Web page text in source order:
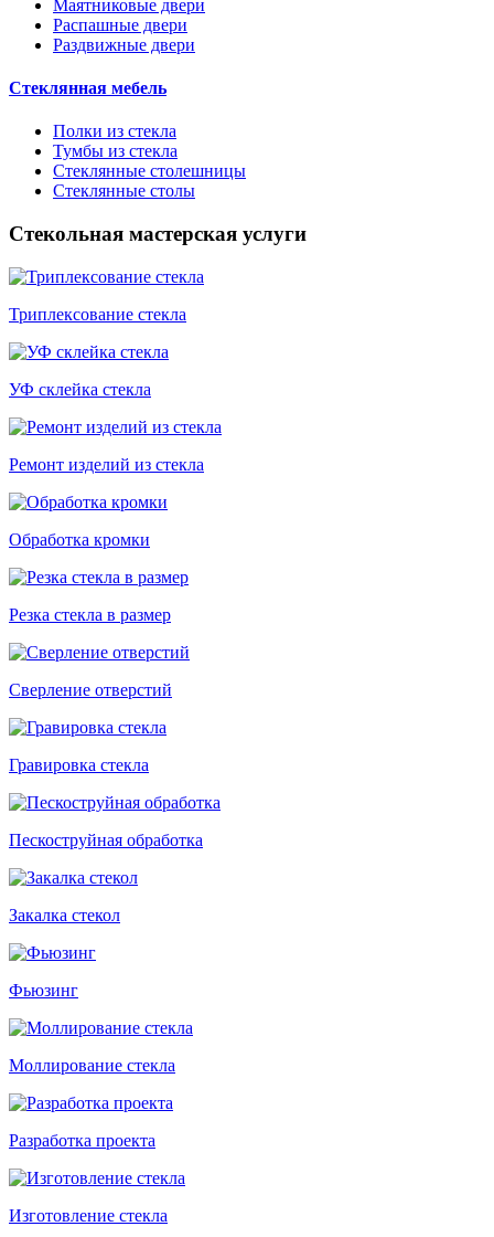
Маятниковые двери
Распашные двери
Раздвижные двери
Стеклянная мебель
Полки из стекла
Тумбы из стекла
Стеклянные столешницы
Стеклянные столы
Стекольная мастерская услуги
Триплексование стекла
УФ склейка стекла
Ремонт изделий из стекла
Обработка кромки
Резка стекла в размер
Сверление отверстий
Гравировка стекла
Пескоструйная обработка
Закалка стекол
Фьюзинг
Моллирование стекла
Разработка проекта
Изготовление стекла